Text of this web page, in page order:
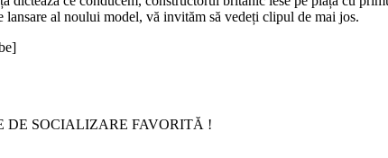
al noului model, vă invităm să vedeți clipul de mai jos.
DE SOCIALIZARE FAVORITĂ !